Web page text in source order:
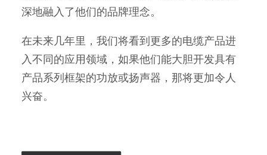
深地融入了他们的品牌理念。
在未来几年里，我们将看到更多的电缆产品进
入不同的应用领域，如果他们能大胆开发具有
产品系列框架的功放或扬声器，那将更加令人
兴奋。